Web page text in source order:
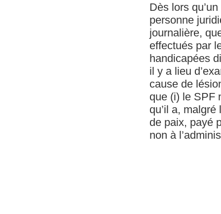
Dès lors
personne
journalière,
effectués par
handicapées
il y a lieu
cause de
que (i) le SPF
qu’il a,
de paix, payé
non à